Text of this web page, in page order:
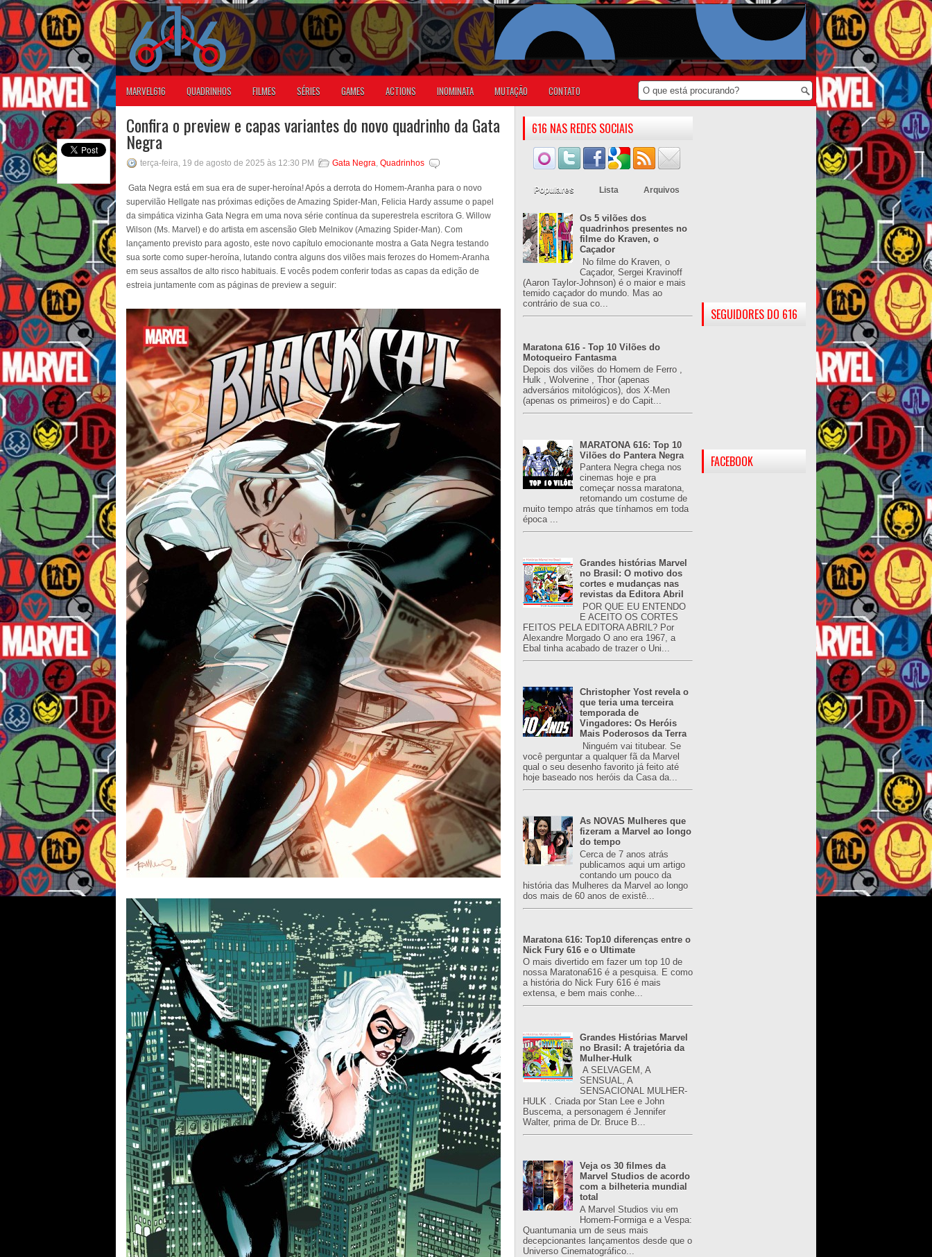
MARVEL616 QUADRINHOS FILMES SÉRIES GAMES ACTIONS INOMINATA MUTAÇÃO CONTATO
Confira o preview e capas variantes do novo quadrinho da Gata
Negra
terça-feira, 19 de agosto de 2025 às 12:30 PM Gata Negra, Quadrinhos
Gata Negra está em sua era de super-heroína! Após a derrota do Homem-Aranha para o novo
supervilão Hellgate nas próximas edições de Amazing Spider-Man, Felicia Hardy assume o papel
da simpática vizinha Gata Negra em uma nova série contínua da superestrela escritora G. Willow
Wilson (Ms. Marvel) e do artista em ascensão Gleb Melnikov (Amazing Spider-Man). Com
lançamento previsto para agosto, este novo capítulo emocionante mostra a Gata Negra testando
sua sorte como super-heroína, lutando contra alguns dos vilões mais ferozes do Homem-Aranha
em seus assaltos de alto risco habituais. E vocês podem conferir todas as capas da edição de
estreia juntamente com as páginas de preview a seguir:
616 NAS REDES SOCIAIS
Populares Lista Arquivos
Os 5 vilões dos
quadrinhos presentes no
filme do Kraven, o
Caçador
No filme do Kraven, o
Caçador, Sergei Kravinoff
(Aaron Taylor-Johnson) é o maior e mais
temido caçador do mundo. Mas ao
contrário de sua co...
Maratona 616 - Top 10 Vilões do
Motoqueiro Fantasma
Depois dos vilões do Homem de Ferro ,
Hulk , Wolverine , Thor (apenas
adversários mitológicos), dos X-Men
(apenas os primeiros) e do Capit...
MARATONA 616: Top 10
Vilões do Pantera Negra
Pantera Negra chega nos
cinemas hoje e pra
começar nossa maratona,
retomando um costume de
muito tempo atrás que tínhamos em toda
época ...
Grandes histórias Marvel
no Brasil: O motivo dos
cortes e mudanças nas
revistas da Editora Abril
POR QUE EU ENTENDO
E ACEITO OS CORTES
FEITOS PELA EDITORA ABRIL? Por
Alexandre Morgado O ano era 1967, a
Ebal tinha acabado de trazer o Uni...
Christopher Yost revela o
que teria uma terceira
temporada de
Vingadores: Os Heróis
Mais Poderosos da Terra
Ninguém vai titubear. Se
você perguntar a qualquer fã da Marvel
qual o seu desenho favorito já feito até
hoje baseado nos heróis da Casa da...
As NOVAS Mulheres que
fizeram a Marvel ao longo
do tempo
Cerca de 7 anos atrás
publicamos aqui um artigo
contando um pouco da
história das Mulheres da Marvel ao longo
dos mais de 60 anos de existê...
Maratona 616: Top10 diferenças entre o
Nick Fury 616 e o Ultimate
O mais divertido em fazer um top 10 de
nossa Maratona616 é a pesquisa. E como
a história do Nick Fury 616 é mais
extensa, e bem mais conhe...
Grandes Histórias Marvel
no Brasil: A trajetória da
Mulher-Hulk
A SELVAGEM, A
SENSUAL, A
SENSACIONAL MULHER-
HULK . Criada por Stan Lee e John
Buscema, a personagem é Jennifer
Walter, prima de Dr. Bruce B...
Veja os 30 filmes da
Marvel Studios de acordo
com a bilheteria mundial
total
A Marvel Studios viu em
Homem-Formiga e a Vespa:
Quantumania um de seus mais
decepcionantes lançamentos desde que o
Universo Cinematográfico...
SEGUIDORES DO 616
FACEBOOK